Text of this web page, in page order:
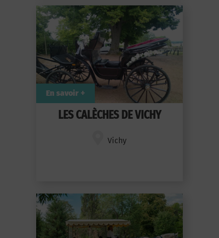
LES CALÈCHES DE VICHY
Vichy
En savoir +